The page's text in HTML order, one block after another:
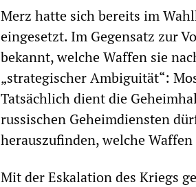
Merz hatte sich bereits im
eingesetzt. Im Gegensatz zur
bekannt, welche Waffen sie
„strategischer Ambiguität“:
Tatsächlich dient die
russischen Geheimdiensten
herauszufinden, welche
Mit der Eskalation des Kriegs